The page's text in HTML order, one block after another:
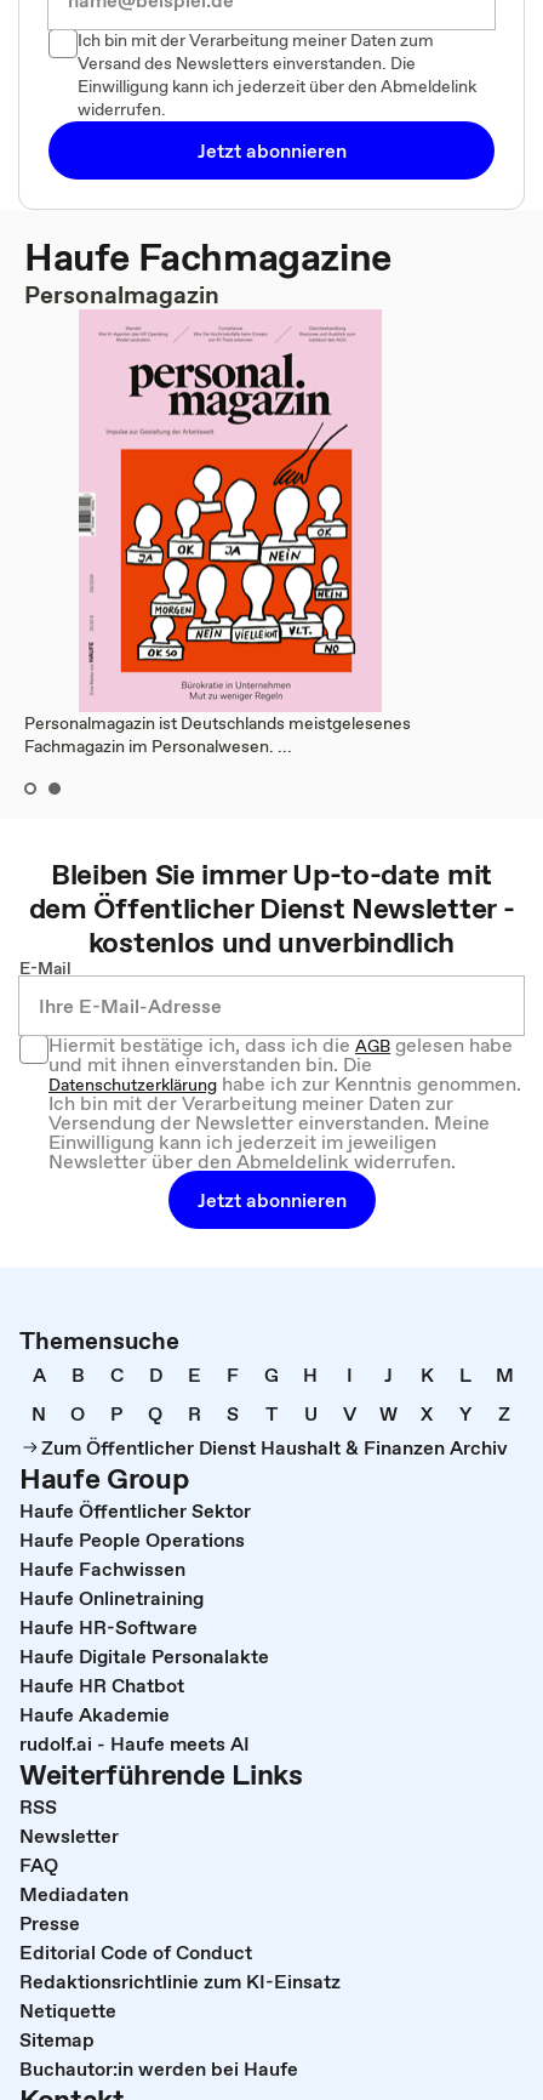
Ich bin mit der Verarbeitung meiner Daten zum
Versand des Newsletters einverstanden. Die
Einwilligung kann ich jederzeit über den Abmeldelink
widerrufen.
Jetzt abonnieren
Haufe Fachmagazine
Personalmagazin
Personalmagazin ist Deutschlands meistgelesenes
Fachmagazin im Personalwesen. ...
Bleiben Sie immer Up-to-date mit
dem Öffentlicher Dienst Newsletter -
kostenlos und unverbindlich
E-Mail
Hiermit bestätige ich, dass ich dieAGBgelesen habe
und mit ihnen einverstanden bin. Die
Datenschutzerklärung habe ich zur Kenntnis genommen.
Ich bin mit der Verarbeitung meiner Daten zur
Versendung der Newsletter einverstanden. Meine
Einwilligung kann ich jederzeit im jeweiligen
Newsletter über den Abmeldelink widerrufen.
Jetzt abonnieren
Themensuche
A B C D E F G H I J K L
M
N
O P Q R S T U V W X Y
Z
Zum Öffentlicher Dienst Haushalt & Finanzen Archiv
Haufe Group
Haufe Öffentlicher Sektor
Haufe People Operations
Haufe Fachwissen
Haufe Onlinetraining
Haufe HR-Software
Haufe Digitale Personalakte
Haufe HR Chatbot
Haufe Akademie
rudolf.ai - Haufe meets AI
Weiterführende Links
RSS
Newsletter
FAQ
Mediadaten
Presse
Editorial Code of Conduct
Redaktionsrichtlinie zum KI-Einsatz
Netiquette
Sitemap
Buchautor:in werden bei Haufe